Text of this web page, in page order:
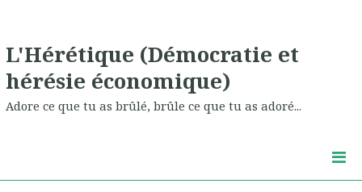
L'Hérétique (Démocratie et
hérésie économique)
Adore ce que tu as brûlé, brûle ce que tu as adoré...